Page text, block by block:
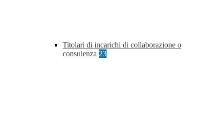
Titolari di incarichi di collaborazione o
consulenza 23